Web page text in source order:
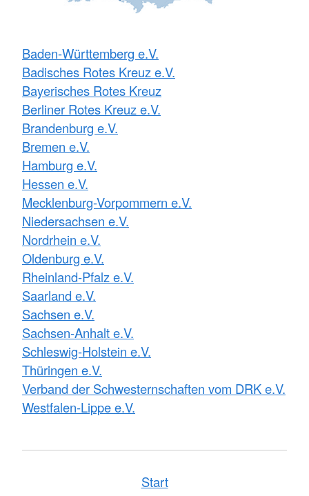
Baden-Württemberg e.V.
Badisches Rotes Kreuz e.V.
Bayerisches Rotes Kreuz
Berliner Rotes Kreuz e.V.
Brandenburg e.V.
Bremen e.V.
Hamburg e.V.
Hessen e.V.
Mecklenburg-Vorpommern e.V.
Niedersachsen e.V.
Nordrhein e.V.
Oldenburg e.V.
Rheinland-Pfalz e.V.
Saarland e.V.
Sachsen e.V.
Sachsen-Anhalt e.V.
Schleswig-Holstein e.V.
Thüringen e.V.
Verband der Schwesternschaften vom DRK e.V.
Westfalen-Lippe e.V.
Start